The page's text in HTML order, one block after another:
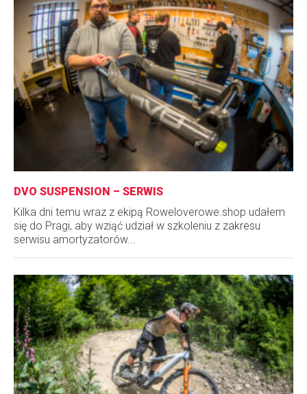
DVO SUSPENSION – SERWIS
Kilka dni temu wraz z ekipą Roweloverowe.shop udałem
się do Pragi, aby wziąć udział w szkoleniu z zakresu
serwisu amortyzatorów...